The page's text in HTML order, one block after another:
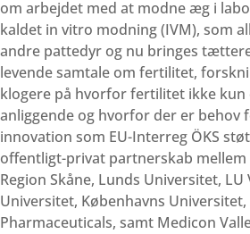
om arbejdet med at modne æg i
kaldet in vitro modning (IVM), som
andre pattedyr og nu bringes
levende samtale om fertilitet,
klogere på hvorfor fertilitet ikke kun
anliggende og hvorfor der er behov
innovation som EU-Interreg ÖKS
offentligt-privat partnerskab mellem
Region Skåne, Lunds Universitet,
Universitet, Københavns
Pharmaceuticals, samt Medicon